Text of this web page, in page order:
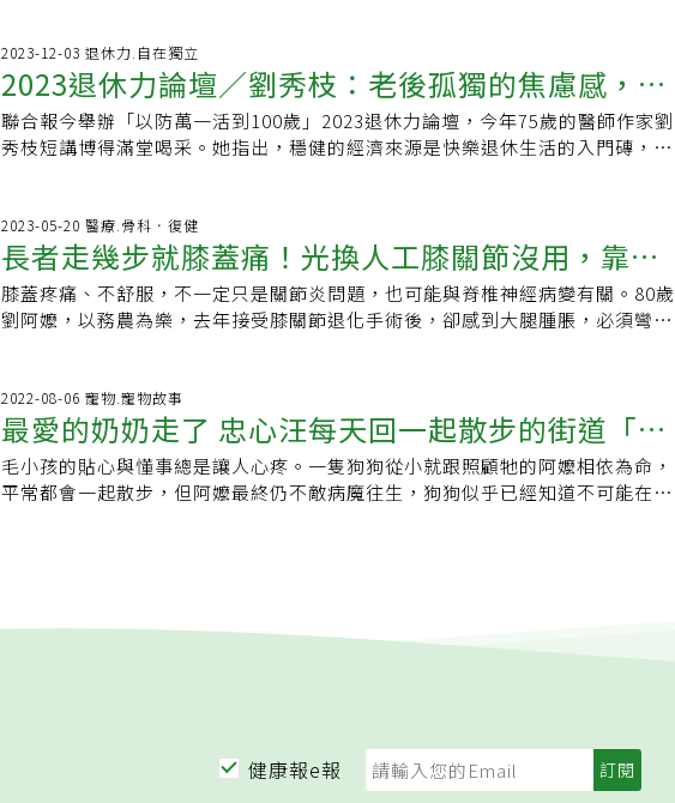
醫生瞧不起。上次孩子陪她去看診時，就特地買了一盒珍貴的水果禮盒，結果在
診間跟醫生「嚕」了很久，醫生才勉強收下來。因為這位醫生很清楚知道阿嬤的
家境不是很好，都是這個孩子在工廠辛勞工作賺錢，母子兩人過生活。但就在她
到「柑仔店」買兩條孔雀餅乾時，因為老闆娘也熟，就問東聊西的，熱情的阿嬤
付了錢，手中塑膠袋裡裝著兩條孔雀餅乾，走到公車站，又在水果攤上買了兩顆
梨子。這一等，又是一個小時，車子來了。阿嬤心裡是焦慮又緊張：怎麼辦？也
不知道怎樣打電話到醫院找醫生。等她到醫院時，已經是下午五點半過了，遲到
三個小時，候診室已經沒有病人，他非常擔心醫生已經下班了。就在此時，她熟
悉的護士出來候診室，看到阿嬤，叫她。因為護士小姐也跟阿嬤很熟，開口的第
來。阿嬤，您是用跑的嗎？怎麼喘的這樣？先休息一下。」阿嬤不敢講她是去買
禮物要送給醫生的關係。等阿嬤喘氣比較緩慢而平穩下來時，這時醫生開始非常
仔細地跟她解說上次照X光，和病理檢驗出來的報告內容，逐一地解釋給她聽，並
且又再檢視她的眼睛、喉嚨、耳朵、翻翻手掌，聽診器前胸後背都仔細地聽，也
記得叫您的孩子隨即打這個電話給我（醫生拿便條紙寫著一個電話號碼給她），
身後扶在阿嬤的雙肩，輕輕地拍著，也順手從醫生的桌子上抽了兩張衛生紙給阿
嬤擦拭眼淚。醫生的雙手緊緊牽著阿嬤的手，然後聽阿嬤慢慢地仔細說出這段
出反手套，保護長輩的雙手；現在普遍使用於長照機構的定位系統，也來自於雙
連，「我不喜歡使用監視器，改用定位系統，戴在手上只要離開活動區域，同仁
就會收到系統提醒」。直到蔡芳文退休，雙連研究中心仍持續運作，而這些成果
都來自於傾聽阿公阿嬤的心聲。100%無障礙 身心都感覺安全雙連安養中心樹⽴
安養照護領域的模範，蔡芳文退休後擔任多家企業銀髮住宅及長照機構顧問，他
有問題，但是對長輩來說很可能不夠，進電梯時不免擔心走太慢會被門夾到，這
就是沒有百分之百身心無障礙。再來是常見的無障礙斜坡，根據法規，無障礙坡
道最大縱坡度為1:12，但蔡芳文認為，實際操作上，這樣的坡度需有旁人協助，
單靠老人家自己是無法雙手推輪上去的，因此，銀髮住宅並非符合法規就好，他
從40歲住到100歲的住宅，至於他自己則會選擇一處具有連續性照顧服務的長照
機構或銀髮住宅，首選當然是他貢獻廿多年心力的雙連安養中心，或是他退休後
規畫的銀髮住宅。數位版看這裡 提早準備第三人生退休後的蔡芳文依然樂在工
作，經常南北往返，精力不減，連妻子都好奇為什麼他愈忙愈有活力？蔡芳文送
給大家保持活力的秘訣，更提醒年輕人提早準備第三人生，愈老愈快樂的長者具
很多事情，即使老了還是每一天煩惱許多家務事。●第四種樣態是擔心健康狀
況，身上有多重疾病，經常必須就醫，每一天都不快樂。蔡芳文認為，這四種樣
態跟年齡變化沒有關係，並不是六十五歲的年輕老人就比八九十歲更享受老後生
活，而是取決於變老的準備。要達到前兩種樣態，就要提前做好「財務規畫、健
句名言：「身邊的錢沒有用完，就不算自己的錢。」他曾服務過一個年輕時開洗
衣店的阿嬤，存款兩百萬加上一間房子出租，生活很愜意，呈現第一種老人樣
態。但兒子經商向她周轉一百萬，說好月付利息，只持續半年就中斷，最後全部
財產都賠在兒子生意上，阿嬤愁眉不展，變成第三種老人樣態，終於付不出安養
院費用而搬離。運動健檢 不忘健康促進蔡芳文以服務長者為職志，在雙連期間，
視，他想提醒年輕人，財務規畫愈早開始愈好，如果能一出社會就做更好。至於
健康促進，他固定每天運動，至少每年一次自費進行健康檢查；最後，三項變老
準備中的社會支持也很重要，「我在安養院看到第一種樣態的老人很享受社交生
活，樂於與人往來，第二種樣態的老人也是，他們喜歡學習也喜歡教人。」退休
如今的蔡芳文，持續在高齡照顧領域貢獻專長，樂在工作、樂在生活，享受第三
老愈快樂的長者具有哪些特質？跟著蔡芳文的觀察軌跡一探究竟。來測退休力百
歲世代來臨，老後生活需要超前部署，歡迎大家填答「退休準備指標─六種動物
同，不用固定上下班，看起來很自由，但也是他最大的煩惱，「有時是很想工作
但沒邀約，只能在家面對阿嬤的病情，情緒會很低落。」外出工作時，也必須同
時處理阿嬤的各種突發狀況。排練舞台劇「非常上訴」期間，好幾次出門前阿嬤
跌倒、嘔吐或不肯吃飯，只好通知製作人和導演必須晚一兩個小時到場，「劇場
是很包容的場域，沒有位階高低，彼此互相照顧。」他坦言還是會很不好意思，
負擔很大，常接電話回答各種問題，例如每種藥的服用時間、血壓計放哪。為照
顧阿嬤放棄出國進修，常不得不拒絕工作機會，但他不認為是阻礙，反而成為創
作動力。執導「出走的第五封信」獲微電影百萬首獎，創辦八月表演工作室，連
兩年推出劇場作品「親愛的陌生人」。安德森認為，照顧者在職場上最需要夥伴
好。徵求友善職場「照顧不離職」需要友善職場來支持，有時在最忙亂的時期協
助照顧者找到方法，就能讓照顧者在職場穩定下來。有的職場提供有薪的家庭照
顧假，有的協助利用政府長照2.0資源，您工作的場所有任何陪伴與支持照顧者的
措施嗎？如果願意分享，歡迎推薦。照顧不離職 「友善職場」大募集延伸閱
讀：．「是妳媽住院生病，妳沒生病沒資格請病假！」照顧者請家庭照顧假遭主
2023-12-03 退休力.自在獨立
2023退休力論壇／劉秀枝：老後孤獨的焦慮感，把
握「3重點」可消除！面對人生不如意，2妙方成為
聯合報今舉辦「以防萬一活到100歲」2023退休力論壇，今年75歲的醫師作家劉
秀枝短講博得滿堂喝采。她指出，穩健的經濟來源是快樂退休生活的入門磚，但
秀枝分享老後健康的良好典範。她日前拜訪朋友母親、一位104歲的高齡阿嬤，身
為失智症醫師，忍不住測試對方的心智狀態，結果發現阿嬤不只能算數，長期記
憶沒有問題，還能看歌譜，更可貴的是，離去時還記得自己的名字、做什麼工
作。「孤獨死」的新聞常引發民眾對老後孤獨的焦慮感。劉秀枝透露，自幼就選
擇要獨自生活，獨老一點也不滄桑，也能活得很精彩。足夠的經濟來源是快樂獨
減少自費醫療花費，也不需要請看護照顧。「健康不是無病痛，而是『有病治
療、無病健身』。」劉秀枝說，近期參與同學會，在場幾乎人人都有病，但仍然
保持良好的身心狀態，這就是健康的定義，而走路是最好的健身，自己每天走路8
千至1萬步，這其實不難，在菜市場走一遭，散步去找朋友聊天，一下就湊齊步
「成為自己的安慰劑，當一切都不如意時，要能轉念、正面思考。」劉秀枝舉
肯定，人們可以成為理想的自己。早上對著鏡子說，你很棒、今天會過很好的生
活，經年累月就能擁有快樂的一生。責任編輯：吳依凡
2023-05-20 醫療.骨科．復健
長者走幾步就膝蓋痛！光換人工膝關節沒用，靠一
招助改善
膝蓋疼痛、不舒服，不一定只是關節炎問題，也可能與脊椎神經病變有關。80歲
劉阿嬤，以務農為樂，去年接受膝關節退化手術後，卻感到大腿腫脹，必須彎著
常見的症狀，主要特色是間歇性跛行，走不遠。因為脊椎長期退化後使神經所處
的空腔縮小，神經被約束住，血液循環也變差，約有十分之一患者因脊椎神經病
變造成膝蓋痛，所以，阿嬤走幾十步就必須休息，但當神經比較通暢時，她又可
以繼續走。阿嬤在兩年前開始覺得右腳膝蓋疼痛，經檢查發現右腳膝蓋內側第四
級退化、外側第三級退化，先以注射玻尿酸、消炎藥緩解。但奇怪的是，阿嬤總
少見的2、3及3、4節退化，因此症狀會表現在膝蓋上，包括膝蓋上方大腿附近疼
的問題。經慢慢地解釋，總算讓阿嬤相信脊椎與膝蓋的關聯，原本她覺得年紀太
大而不想開刀，還好後來接受「經皮全內視鏡微創減壓手術」，開一個小傷口把
2022-08-06 寵物.寵物故事
最愛的奶奶走了 忠心汪每天回一起散步的街道「哭
著找熟悉身影」：好想你
毛小孩的貼心與懂事總是讓人心疼。一隻狗狗從小就跟照顧牠的阿嬤相依為命，
平常都會一起散步，但阿嬤最終仍不敵病魔往生，狗狗似乎已經知道不可能在見
阿嬤已經離開的事實，每天都還是會沿著平時跟阿嬤一起散步的路線，東張西望
的尋找阿嬤的身影。阿嬤的家人們曾經試圖阻止金鐸每天這樣失魂落魄的在路上
不動。金鐸想念去世阿嬤的行為被南韓電視台爭相採訪報導，百萬網友都被金鐸
如此忠心的行為感動，留言表示「有生以來第一次看到表情如此悲傷的狗狗，好
健康報e報